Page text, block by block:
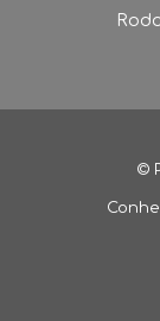
©